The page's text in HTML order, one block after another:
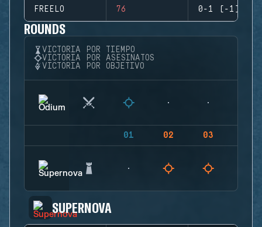
FREELO 76 0-1 (-1)
ROUNDS
VICTORIA POR TIEMPO
VICTORIA POR ASESINATOS
VICTORIA POR OBJETIVO
01 02 03
SUPERNOVA